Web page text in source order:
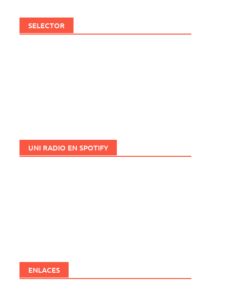
SELECTOR
UNI RADIO EN SPOTIFY
ENLACES